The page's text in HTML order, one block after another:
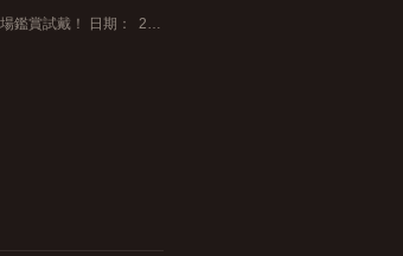
皇室美鑽展將於Mira Place舉行，誠邀您一起探索最新鑽飾的閃爍魅力，歡迎蒞臨會場鑑賞試戴！ 日期： 2020年4月24日至5月4日 時間： 上午11時半至下午7時半 地點： 尖沙咀Mira Place地下大堂 電話： 21170852